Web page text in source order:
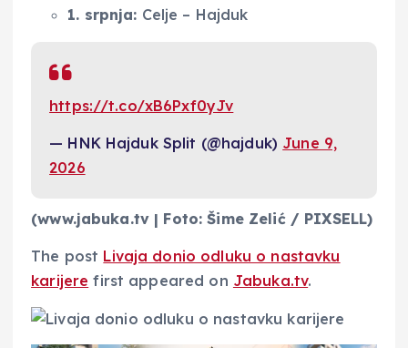
1. srpnja: Celje – Hajduk
https://t.co/xB6Pxf0yJv
— HNK Hajduk Split (@hajduk) June 9,
2026
(www.jabuka.tv | Foto: Šime Zelić / PIXSELL)
The post Livaja donio odluku o nastavku
karijere first appeared on Jabuka.tv.